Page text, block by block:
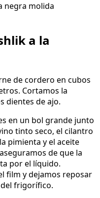
negra molida
a la
de cordero en cubos
Cortamos la
dientes de ajo.
en un bol grande junto
tinto seco, el cilantro
pimienta y el aceite
de que la
por el líquido.
film y dejamos reposar
frigorífico.